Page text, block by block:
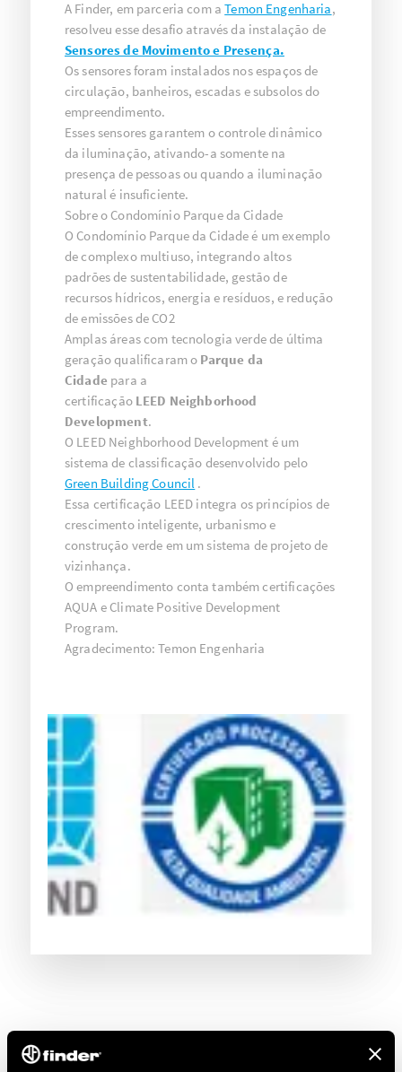
A Finder, em parceria com aTemon Engenharia,
resolveu esse desafio através da instalação de
Sensores de Movimento e Presença.
Os sensores foram instalados nos espaços de
circulação, banheiros, escadas e subsolos do
empreendimento.
Esses sensores garantem o controle dinâmico
da iluminação, ativando-a somente na
presença de pessoas ou quando a iluminação
natural é insuficiente.
Sobre o Condomínio Parque da Cidade
O Condomínio Parque da Cidade é um exemplo
de complexo multiuso, integrando altos
padrões de sustentabilidade, gestão de
recursos hídricos, energia e resíduos, e redução
de emissões de CO2
Amplas áreas com tecnologia verde de última
geração qualificaram o Parque da
Cidade para a
certificação LEED Neighborhood
Development.
O LEED Neighborhood Development é um
sistema de classificação desenvolvido pelo
Green Building Council .
Essa certificação LEED integra os princípios de
crescimento inteligente, urbanismo e
construção verde em um sistema de projeto de
vizinhança.
O empreendimento conta também certificações
AQUA e Climate Positive Development
Program.
Agradecimento: Temon Engenharia